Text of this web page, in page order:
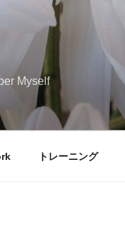
Myself
トレーニング